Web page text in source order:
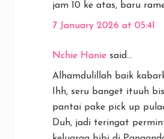
jam 10 ke atas, baru
7 January 2026 at 05:41
Nchie Hanie said...
Alhamdulillah baik
Ihh, seru banget ituuh
pantai pake pick up
Duh, jadi teringat